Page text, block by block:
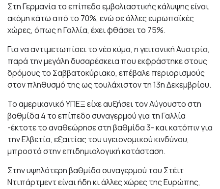
Στη Γερμανία το επίπεδο εμβολιαστικής κάλυψης είναι
ακόμη κάτω από το 70%, ενώ σε άλλες ευρωπαϊκές
χώρες, όπως η Γαλλία, έχει φθάσει το 75%.
Για να αντιμετωπίσει το νέο κύμα, η γειτονική Αυστρία,
παρά την μεγάλη δυσαρέσκεια που εκφράστηκε στους
δρόμους το Σαββατοκύριακο, επέβαλε περιορισμούς
στον πληθυσμό της ως τουλάχιστον τη 13η Δεκεμβρίου.
Το αμερικανικό ΥΠΕΞ είχε αυξήσει τον Αύγουστο στη
βαθμίδα 4 το επίπεδο συναγερμού για τη Γαλλία
-έκτοτε το αναθεώρησε στη βαθμίδα 3- και κατόπιν για
την Ελβετία, εξαιτίας του υγειονομικού κινδύνου,
μπροστά στην επιδημιολογική κατάσταση.
Στην υψηλότερη βαθμίδα συναγερμού του Στέιτ
Ντιπάρτμεντ είναι ήδη κι άλλες χώρες της Ευρώπης,